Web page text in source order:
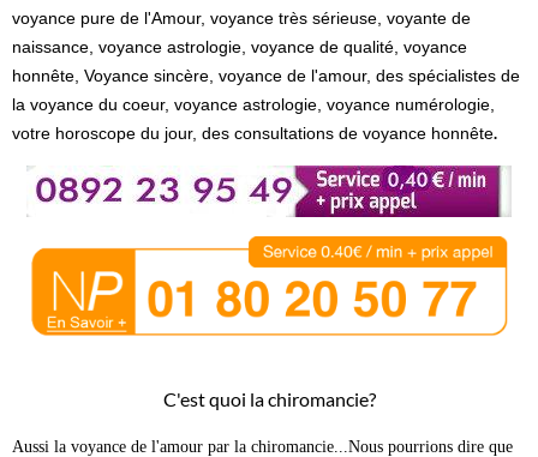
voyance pure de l'Amour, voyance très sérieuse, voyante de
naissance, voyance astrologie, voyance de qualité, voyance
honnête, Voyance sincère, voyance de l'amour, des spécialistes de
la voyance du coeur, voyance astrologie, voyance numérologie,
votre horoscope du jour, des consultations de voyance honnête.
C'est quoi la chiromancie?
Aussi la voyance de l'amour par la chiromancie...Nous pourrions dire que